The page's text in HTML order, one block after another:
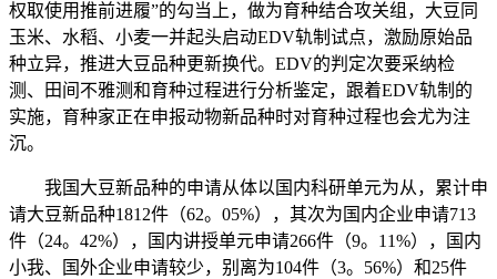
权取使用推前进履”的勾当上，做为育种结合攻关组，大豆同
玉米、水稻、小麦一并起头启动EDV轨制试点，激励原始品
种立异，推进大豆品种更新换代。EDV的判定次要采纳检
测、田间不雅测和育种过程进行分析鉴定，跟着EDV轨制的
实施，育种家正在申报动物新品种时对育种过程也会尤为注
沉。
我国大豆新品种的申请从体以国内科研单元为从，累计申
请大豆新品种1812件（62。05%），其次为国内企业申请713
件（24。42%），国内讲授单元申请266件（9。11%），国内
小我、国外企业申请较少，别离为104件（3。56%）和25件